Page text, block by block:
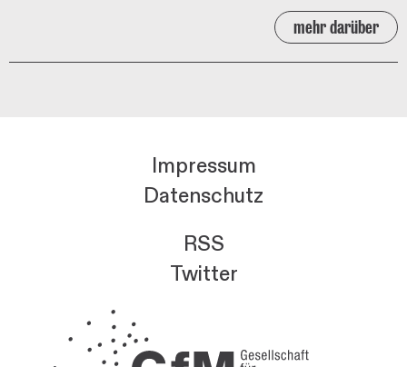
mehr darüber
Impressum
Datenschutz
RSS
Twitter